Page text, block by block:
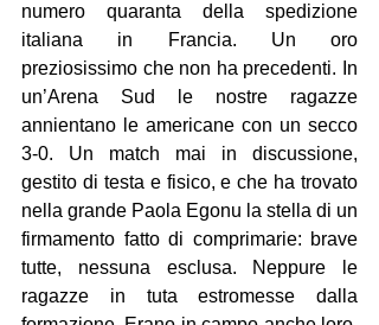
numero quaranta della spedizione
italiana in Francia. Un oro
preziosissimo che non ha precedenti. In
un’Arena Sud le nostre ragazze
annientano le americane con un secco
3-0. Un match mai in discussione,
gestito di testa e fisico, e che ha trovato
nella grande Paola Egonu la stella di un
firmamento fatto di comprimarie: brave
tutte, nessuna esclusa. Neppure le
ragazze in tuta estromesse dalla